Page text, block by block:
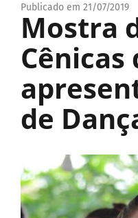
Publicado em 21/07/2019
Mostra
Cênicas
de